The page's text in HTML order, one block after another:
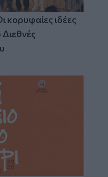
κορυφαίες ιδέες
Διεθνές